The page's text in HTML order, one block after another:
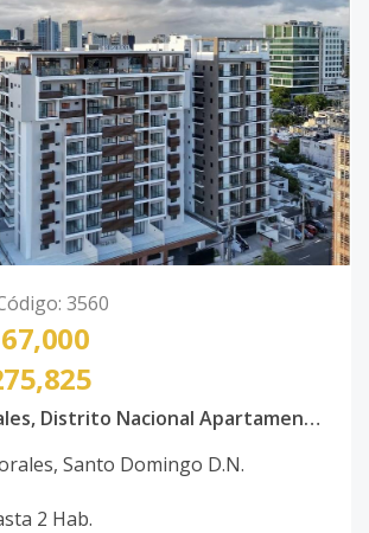
: 3560
Evaristo Morales, Distrito Nacional Apartamentos de 1 y 2 habitaciones en Moderna torre
, Santo Domingo D.N.
2 Hab.